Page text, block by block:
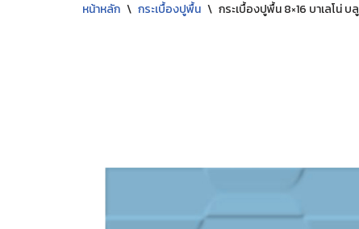
หน้าหลัก \ กระเบื้องปูพื้น \ กระเบื้องปูพื้น 8×16 บาเลโน่ บลู